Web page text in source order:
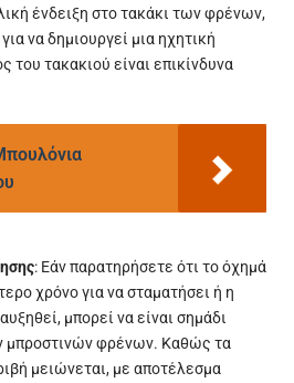
ένδειξη στο τακάκι των φρένων,
να δημιουργεί μια ηχητική
του τακακιού είναι επικίνδυνα
: Εάν παρατηρήσετε ότι το όχημά
χρόνο για να σταματήσει ή η
μπορεί να είναι σημάδι
μπροστινών φρένων. Καθώς τα
μειώνεται, με αποτέλεσμα